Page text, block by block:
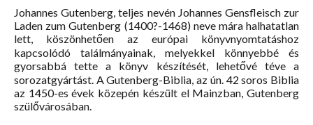
Johannes Gutenberg, teljes nevén Johannes Gensfleisch zur
Laden zum Gutenberg (1400?-1468) neve mára halhatatlan
lett, köszönhetően az európai könyvnyomtatáshoz
kapcsolódó találmányainak, melyekkel könnyebbé és
gyorsabbá tette a könyv készítését, lehetővé téve a
sorozatgyártást. A Gutenberg-Biblia, az ún. 42 soros Biblia
az 1450-es évek közepén készült el Mainzban, Gutenberg
szülővárosában.